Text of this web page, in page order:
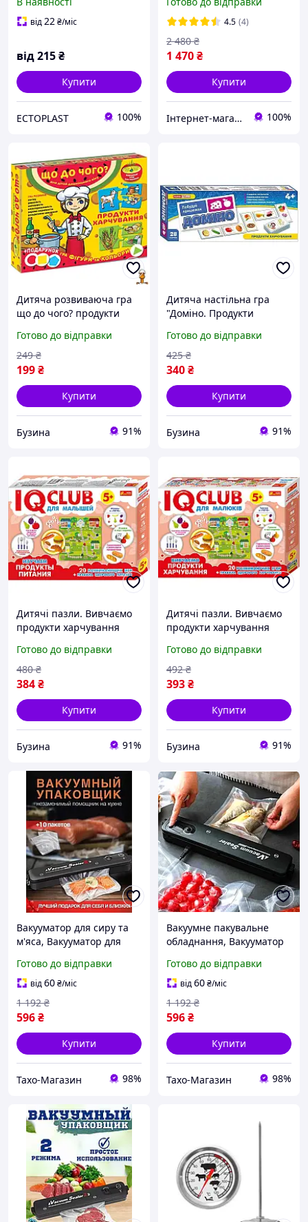
від22₴/міс
від215₴
Купити
ECTOPLAST 100%
продуктів харчування
4.5 (4)
1 470₴
2 480 ₴
Купити
Інтернет-магазин triniti.co.ua 100%
Дитяча розвиваюча гра
що до чого? продукти
віком від 3 років Енергія
Плюс 87444
Готово до відправки
199₴
249 ₴
Купити
Бузина 91%
Дитяча настільна гра
"Доміно. Продукти
карток Ranok Creative tQ.
Готово до відправки
340₴
425 ₴
Купити
Бузина 91%
Дитячі пазли. Вивчаємо
продукти харчування
розвиваючих ігор у
наборі buzyna
Готово до відправки
384₴
480 ₴
Купити
Бузина 91%
Дитячі пазли. Вивчаємо
продукти харчування
розвиваючих ігор у
наборі buzyna
Готово до відправки
393₴
492 ₴
Купити
Бузина 91%
Вакууматор для сиру та
м'яса, Вакууматор для
продуктів харчування (2
режими), THO
Готово до відправки
від60₴/міс
596₴
1 192 ₴
Купити
Тахо-Магазин 98%
Вакуумне пакувальне
обладнання, Вакууматор
продуктів харчування (2
режими), THO
Готово до відправки
від60₴/міс
596₴
1 192 ₴
Купити
Тахо-Магазин 98%